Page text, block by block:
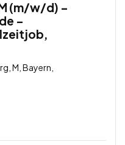
(m/w/d) –
–
M, Bayern,